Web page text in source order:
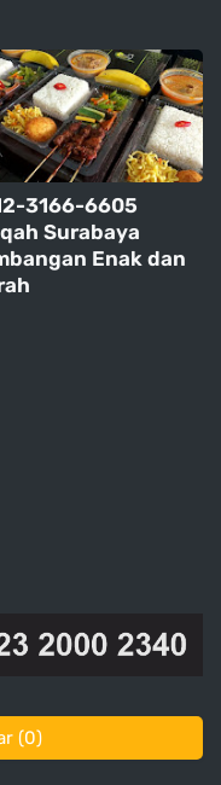
3166-6605
Surabaya
Enak dan
(0)